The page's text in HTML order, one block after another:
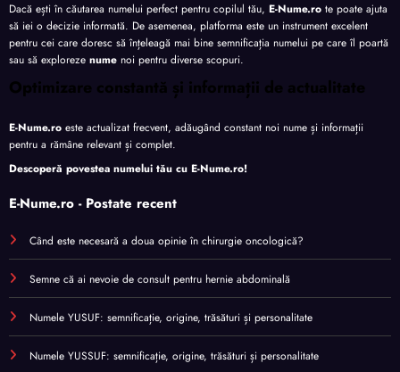
Dacă ești în căutarea numelui perfect pentru copilul tău, E-Nume.ro te poate ajuta
să iei o decizie informată. De asemenea, platforma este un instrument excelent
pentru cei care doresc să înțeleagă mai bine semnificația numelui pe care îl poartă
sau să exploreze nume noi pentru diverse scopuri.
Optimizare constantă și informații de actualitate
E-Nume.ro este actualizat frecvent, adăugând constant noi nume și informații
pentru a rămâne relevant și complet.
Descoperă povestea numelui tău cu E-Nume.ro!
E-Nume.ro - Postate recent
Când este necesară a doua opinie în chirurgie oncologică?
Semne că ai nevoie de consult pentru hernie abdominală
Numele YUSUF: semnificație, origine, trăsături și personalitate
Numele YUSSUF: semnificație, origine, trăsături și personalitate